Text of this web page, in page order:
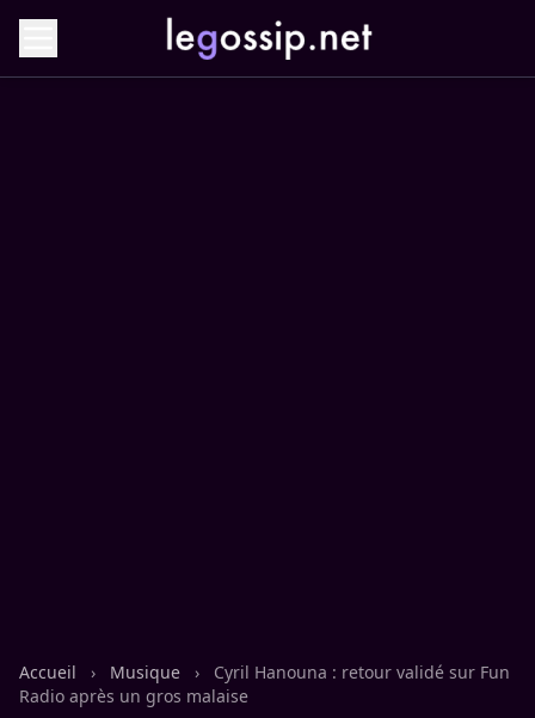
Accueil › Musique ›
Cyril Hanouna : retour validé sur Fun
Radio après un gros malaise